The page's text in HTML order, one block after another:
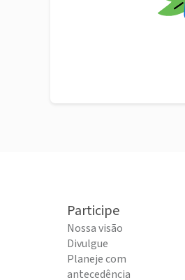
Participe
Nossa visão
Divulgue
Planeje com
antecedência